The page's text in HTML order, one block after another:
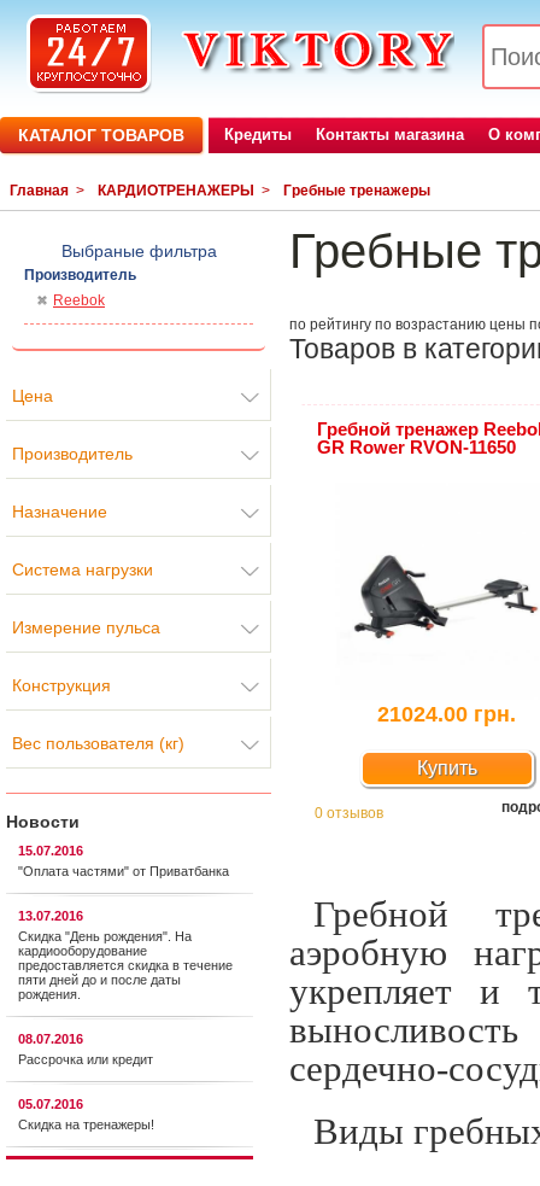
КАТАЛОГ ТОВАРОВ Кредиты Контакты магазина О
Главная > КАРДИОТРЕНАЖЕРЫ > Гребные тренажеры
Выбраные фильтра
Производитель
Reebok
Цена
Производитель
Назначение
Система нагрузки
Измерение пульса
Конструкция
Вес пользователя (кг)
Новости
15.07.2016
"Оплата частями" от Приватбанка
13.07.2016
Скидка "День рождения". На
кардиооборудование
предоставляется cкидка в течение
пяти дней до и после даты
рождения.
08.07.2016
Рассрочка или кредит
05.07.2016
Скидка на тренажеры!
Гребные
по рейтингу по возрастанию цены
Товаров в
Гребной тренажер
GR Rower RVON-11650
21024.00 грн.
Купить
0 отзывов
Гребной
аэробную
укрепляет и
сердечно-
Виды